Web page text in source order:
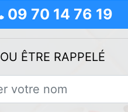
09 70 14 76 19
OU ÊTRE RAPPELÉ